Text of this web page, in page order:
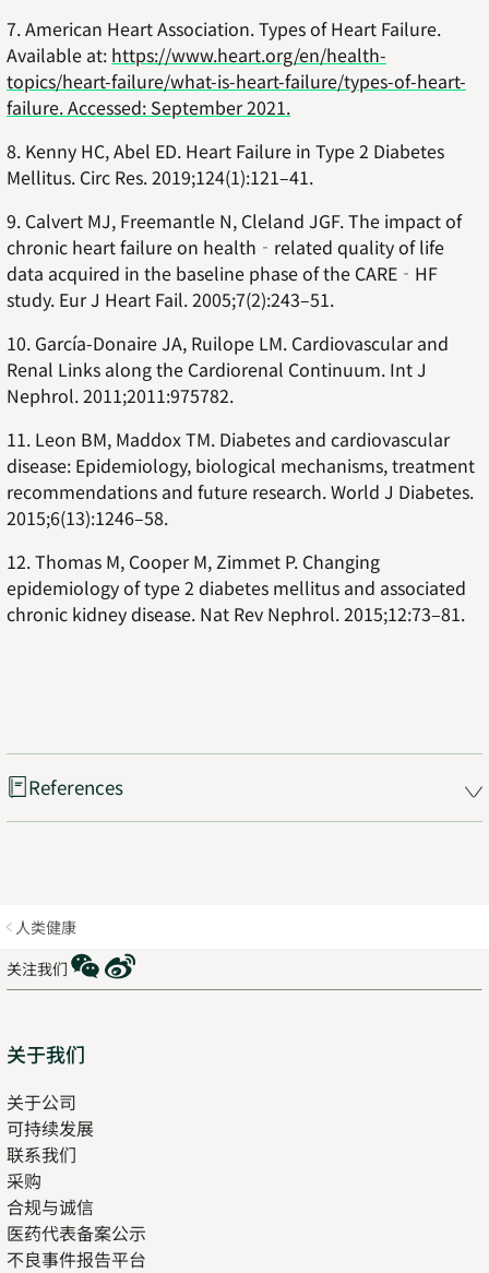
7. American Heart Association. Types of Heart Failure.
Available at: https://www.heart.org/en/health-
topics/heart-failure/what-is-heart-failure/types-of-heart-
failure. Accessed: September 2021.
8. Kenny HC, Abel ED. Heart Failure in Type 2 Diabetes
Mellitus. Circ Res. 2019;124(1):121–41.
9. Calvert MJ, Freemantle N, Cleland JGF. The impact of
chronic heart failure on health‐related quality of life
data acquired in the baseline phase of the CARE‐HF
study. Eur J Heart Fail. 2005;7(2):243–51.
10. García-Donaire JA, Ruilope LM. Cardiovascular and
Renal Links along the Cardiorenal Continuum. Int J
Nephrol. 2011;2011:975782.
11. Leon BM, Maddox TM. Diabetes and cardiovascular
disease: Epidemiology, biological mechanisms, treatment
recommendations and future research. World J Diabetes.
2015;6(13):1246–58.
12. Thomas M, Cooper M, Zimmet P. Changing
epidemiology of type 2 diabetes mellitus and associated
chronic kidney disease. Nat Rev Nephrol. 2015;12:73–81.
References
人类健康
关注我们
WeChat
Weibo
Sitemap
关于我们
关于公司
可持续发展
联系我们
采购
合规与诚信
医药代表备案公示
不良事件报告平台